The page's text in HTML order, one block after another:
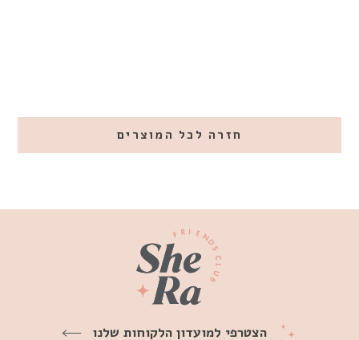
חזרה לכל המוצרים
הצטרפי למועדון הלקוחות שלנו